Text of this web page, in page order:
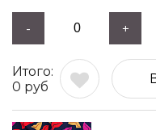
- +
0 руб